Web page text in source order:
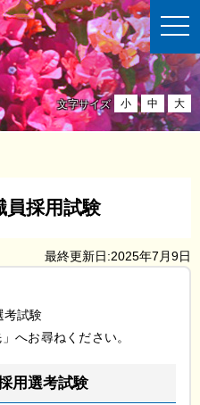
t
o
g
l
e
n
a
v
文字サイズ 小 中 大
員採用試験
最終更新日:2025年7月9日
考試験
へお尋ねください。
用選考試験